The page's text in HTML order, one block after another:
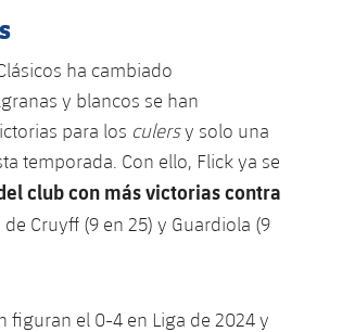
ha cambiado
y blancos se han
para los culersy solo una
temporada. Con ello, Flick ya se
club con más victorias contra
Cruyff (9 en 25) y Guardiola (9
figuran el 0-4 en Liga de 2024 y